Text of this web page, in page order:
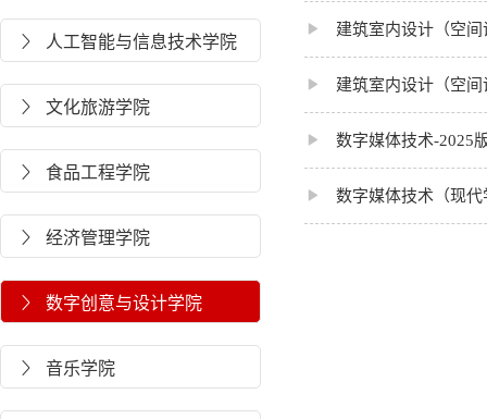
 人工智能与信息技术学院
 文化旅游学院
 食品工程学院
 经济管理学院
 数字创意与设计学院
 音乐学院
 建筑室内设计（空
 建筑室内设计（空
 数字媒体技术-2025
 数字媒体技术（现